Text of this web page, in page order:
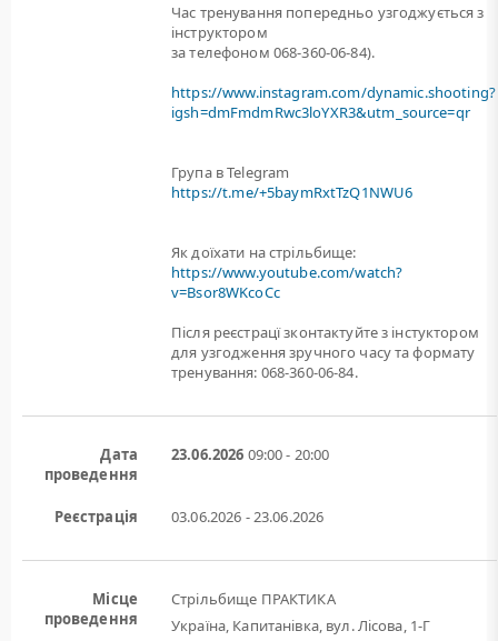
Час тренування попередньо узгоджується з
інструктором
за телефоном 068-360-06-84).
https://www.instagram.com/dynamic.shooting?
igsh=dmFmdmRwc3loYXR3&utm_source=qr
Група в Telegram
https://t.me/+5baymRxtTzQ1NWU6
Як доїхати на стрільбище:
https://www.youtube.com/watch?
v=Bsor8WKcoCc
Після реєстрацї зконтактуйте з інстуктором
для узгодження зручного часу та формату
тренування: 068-360-06-84.
Дата
проведення
23.06.2026 09:00 - 20:00
Реєстрація 03.06.2026 - 23.06.2026
Місце
проведення
Стрільбище ПРАКТИКА
Україна, Капитанівка, вул. Лісова, 1-Г